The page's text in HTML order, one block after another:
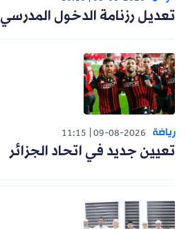
تعديل رزنامة الدخول المدرسي
رياضة 09-08-2026
11:15
تعيين جديد في اتحاد الجزائر